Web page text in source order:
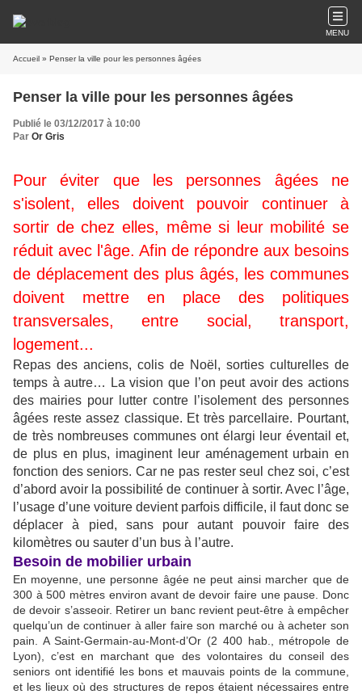
MENU
Accueil » Penser la ville pour les personnes âgées
Penser la ville pour les personnes âgées
Publié le 03/12/2017 à 10:00
Par Or Gris
Pour éviter que les personnes âgées ne
s'isolent, elles doivent pouvoir continuer à
sortir de chez elles, même si leur mobilité se
réduit avec l'âge. Afin de répondre aux besoins
de déplacement des plus âgés, les communes
doivent mettre en place des politiques
transversales, entre social, transport,
logement...
Repas des anciens, colis de Noël, sorties culturelles de
temps à autre… La vision que l’on peut avoir des actions
des mairies pour lutter contre l’isolement des personnes
âgées reste assez classique. Et très parcellaire. Pourtant,
de très nombreuses communes ont élargi leur éventail et,
de plus en plus, imaginent leur aménagement urbain en
fonction des seniors. Car ne pas rester seul chez soi, c’est
d’abord avoir la possibilité de continuer à sortir. Avec l’âge,
l’usage d’une voiture devient parfois difficile, il faut donc se
déplacer à pied, sans pour autant pouvoir faire des
kilomètres ou sauter d’un bus à l’autre.
Besoin de mobilier urbain
En moyenne, une personne âgée ne peut ainsi marcher que de
300 à 500 mètres environ avant de devoir faire une pause. Donc
de devoir s’asseoir. Retirer un banc revient peut-être à empêcher
quelqu’un de continuer à aller faire son marché ou à acheter son
pain. A Saint-Germain-au-Mont-d’Or (2 400 hab., métropole de
Lyon), c’est en marchant que des volontaires du conseil des
seniors ont identifié les bons et mauvais points de la commune,
et les lieux où des structures de repos étaient nécessaires entre